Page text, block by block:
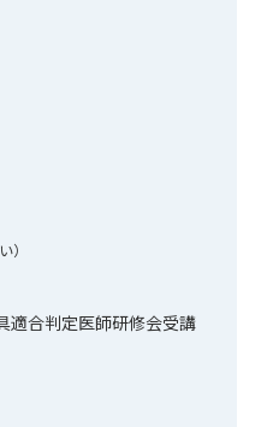
）
適合判定医師研修会受講